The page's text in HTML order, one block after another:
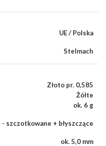
UE / Polska
Stelmach
Złoto pr. 0,585
Żółte
ok. 6 g
szczotkowane + błyszczące
ok. 5,0 mm